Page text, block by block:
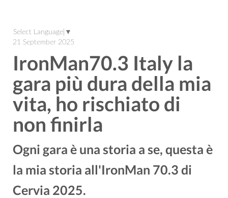
Select Language ▼
21 September 2025
IronMan70.3 Italy la
gara più dura della mia
vita, ho rischiato di
non finirla
Ogni gara è una storia a se, questa è
la mia storia all'IronMan 70.3 di
Cervia 2025.